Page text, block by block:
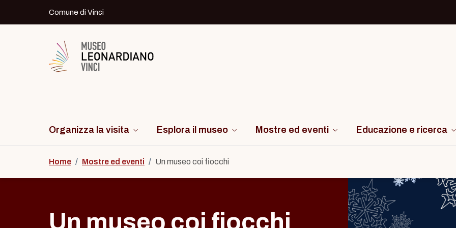
Comune di Vinci
Logo del Museo Leonardiano di Vinci
Organizza la visita Esplora il museo Mostre ed eventi Educazione e ricerca
Home / Mostre ed eventi / Un museo coi fiocchi
Un museo coi fiocchi